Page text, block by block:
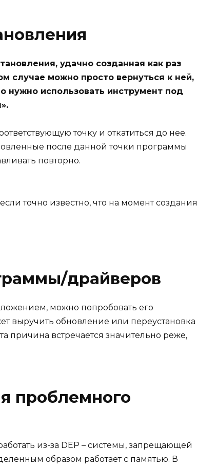
удачно созданная как раз
случае можно просто вернуться к ней,
нужно использовать инструмент под
точку и откатиться до нее.
после данной точки программы
повторно.
точно известно, что на момент создания
драйверов
можно попробовать его
выручить обновление или переустановка
причина встречается значительно реже,
проблемного
из-за DEP – системы, запрещающей
образом работает с памятью. В